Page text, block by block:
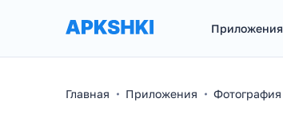
Приложения
Главная Приложения Фотография